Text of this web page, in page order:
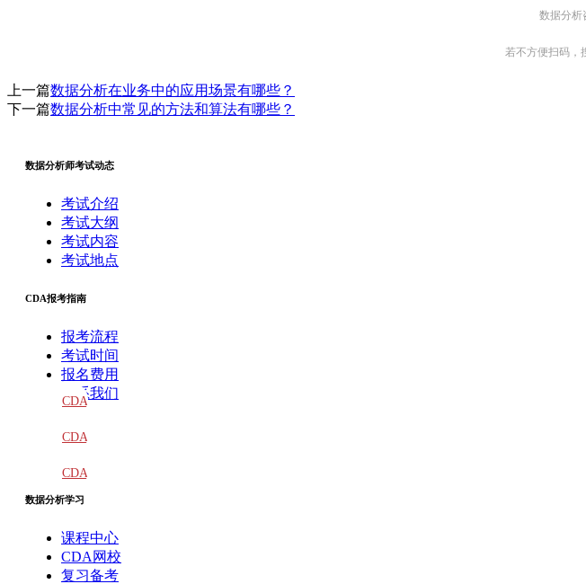
数据分析
若不方便扫码，
上一篇数据分析在业务中的应用场景有哪些？
下一篇数据分析中常见的方法和算法有哪些？
数据分析师考试动态
考试介绍
考试大纲
考试内容
考试地点
CDA报考指南
报考流程
考试时间
报名费用
联系我们
数据分析学习
课程中心
CDA网校
复习备考
CDA
教材
CDA
题库
CDA
大纲